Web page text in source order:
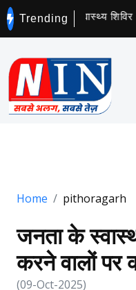
Trending
हुआ नि:शुल्क स्वास्थ्य शिविर
Home pithoragarh
जनता के
करने वालों पर
(09-Oct-2025)